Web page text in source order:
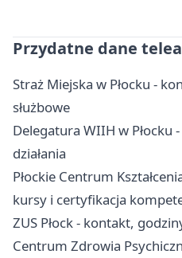
Przydatne dane
Straż Miejska w Płocku -
służbowe
Delegatura WIIH w
działania
Płockie Centrum
kursy i certyfikacja
ZUS Płock - kontakt,
Centrum Zdrowia